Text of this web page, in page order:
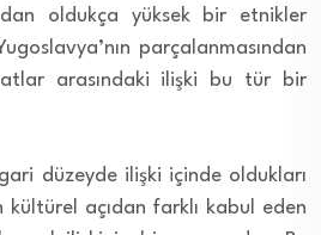
oldukça yüksek bir etnikler
parçalanmasından
arasındaki ilişki bu tür bir
düzeyde ilişki içinde oldukları
kültürel açıdan farklı kabul eden